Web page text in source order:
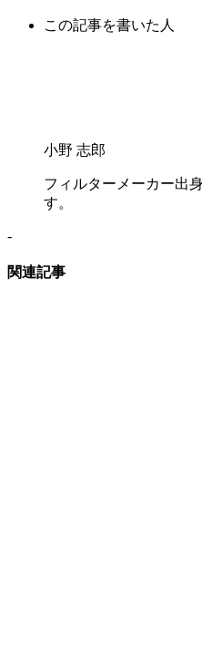
この記事を書いた人
小野 志郎
フィルターメーカー出
す。
-
関連記事